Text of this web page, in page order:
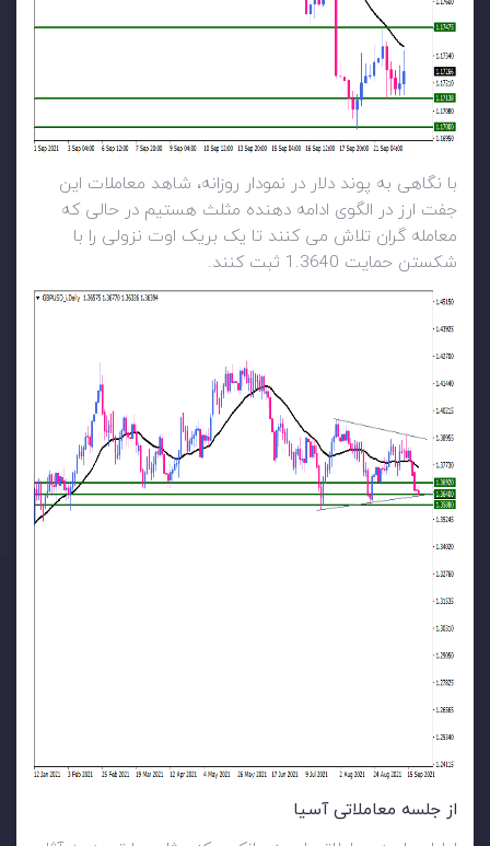
با نگاهی به پوند دلار در نمودار روزانه، شاهد معاملات این
جفت ارز در الگوی ادامه دهنده مثلث هستیم در حالی که
معامله گران تلاش می کنند تا یک بریک اوت نزولی را با
شکستن حمایت 1.3640 ثبت کنند.
از جلسه معاملاتی آسیا